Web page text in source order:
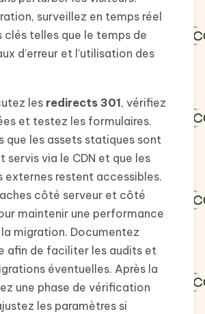
surveillez en temps réel
clés telles que le temps de
d’erreur et l’utilisation des
les redirects 301, vérifiez
et testez les formulaires.
que les assets statiques sont
servis via le CDN et que les
externes restent accessibles.
côté serveur et côté
maintenir une performance
migration. Documentez
afin de faciliter les audits et
éventuelles. Après la
une phase de vérification
les paramètres si